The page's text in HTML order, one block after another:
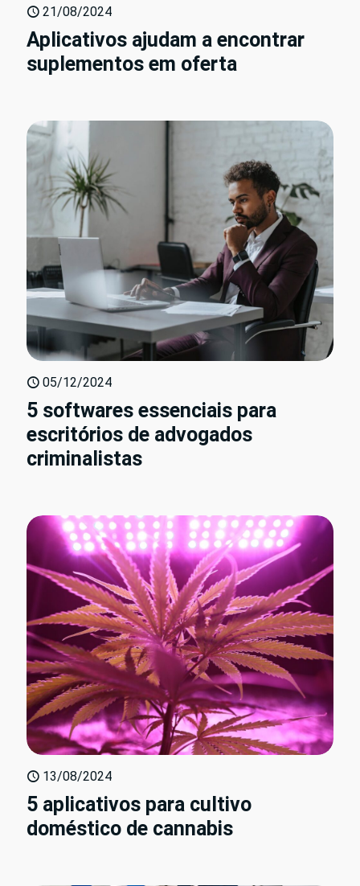
21/08/2024
Aplicativos ajudam a encontrar
suplementos em oferta
05/12/2024
5 softwares essenciais para
escritórios de advogados
criminalistas
13/08/2024
5 aplicativos para cultivo
doméstico de cannabis